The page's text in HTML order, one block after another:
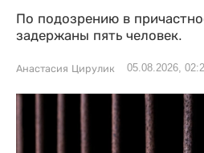
По подозрению в
задержаны пять человек.
Анастасия Цирулик 05.08.2026,